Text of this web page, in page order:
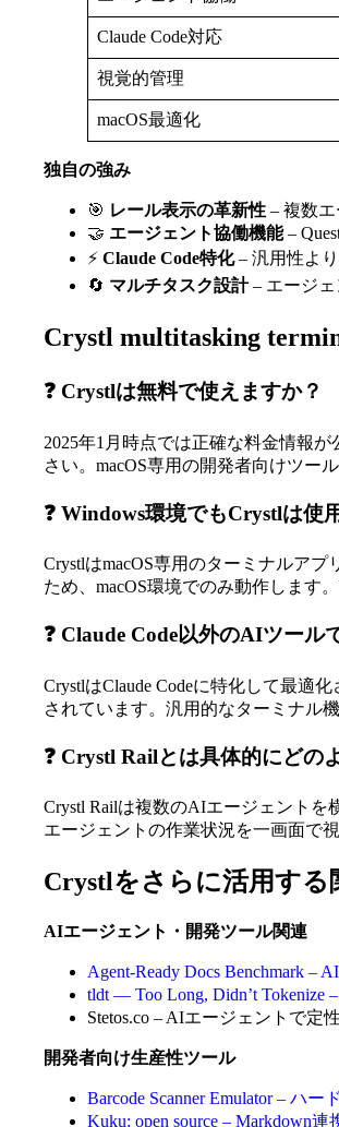
Claude Code対応
視覚的管理
macOS最適化
独自の強み
🎯 レール表示の革新性 – 複数
🤝 エージェント協働機能–
⚡ Claude Code特化– 汎用性よ
🔄 マルチタスク設計– エージェ
Crystl multitasking
❓ Crystlは無料で使えますか？
2025年1月時点では正確な料金情報
さい。macOS専用の開発者向けツー
❓ Windows環境でもCrystlは使
CrystlはmacOS専用のターミナルア
ため、macOS環境でのみ動作します
❓ Claude Code以外のAIツー
CrystlはClaude Codeに特化して最適
されています。汎用的なターミナル
❓ Crystl Railとは具体的にどの
Crystl Railは複数のAIエージェント
エージェントの作業状況を一画面で
Crystlをさらに活用する
AIエージェント・開発ツール関連
Agent-Ready Docs Benchmark
tldt — Too Long, Didn’t
Stetos.co – AIエージェントで
開発者向け生産性ツール
Barcode Scanner Emulator – ハ
Kuku: open source – Markdown